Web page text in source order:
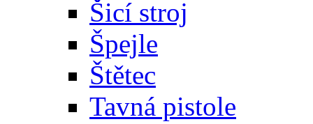
Šicí stroj
Špejle
Štětec
Tavná pistole